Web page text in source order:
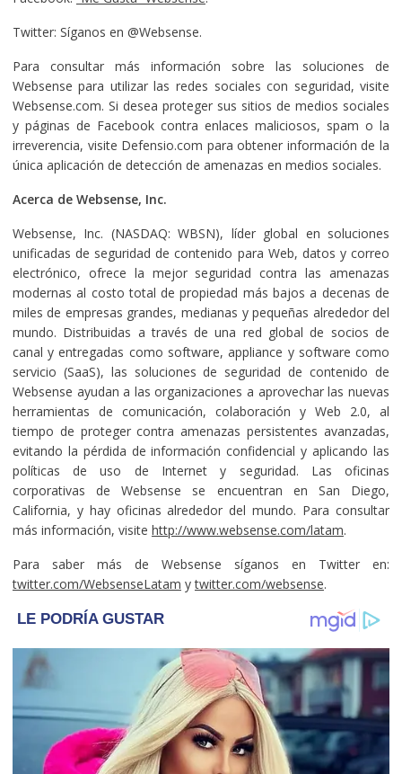
Twitter: Síganos en @Websense.
Para consultar más información sobre las soluciones de
Websense para utilizar las redes sociales con seguridad, visite
Websense.com. Si desea proteger sus sitios de medios sociales
y páginas de Facebook contra enlaces maliciosos, spam o la
irreverencia, visite Defensio.com para obtener información de la
única aplicación de detección de amenazas en medios sociales.
Acerca de Websense, Inc.
Websense, Inc. (NASDAQ: WBSN), líder global en soluciones
unificadas de seguridad de contenido para Web, datos y correo
electrónico, ofrece la mejor seguridad contra las amenazas
modernas al costo total de propiedad más bajos a decenas de
miles de empresas grandes, medianas y pequeñas alrededor del
mundo. Distribuidas a través de una red global de socios de
canal y entregadas como software, appliance y software como
servicio (SaaS), las soluciones de seguridad de contenido de
Websense ayudan a las organizaciones a aprovechar las nuevas
herramientas de comunicación, colaboración y Web 2.0, al
tiempo de proteger contra amenazas persistentes avanzadas,
evitando la pérdida de información confidencial y aplicando las
políticas de uso de Internet y seguridad. Las oficinas
corporativas de Websense se encuentran en San Diego,
California, y hay oficinas alrededor del mundo. Para consultar
más información, visite http://www.websense.com/latam.
Para saber más de Websense síganos en Twitter en:
twitter.com/WebsenseLatam ytwitter.com/websense.